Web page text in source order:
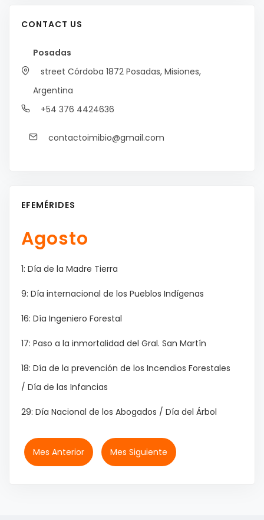
CONTACT US
Posadas
street Córdoba 1872 Posadas, Misiones,
Argentina
+54 376 4424636
contactoimibio@gmail.com
EFEMÉRIDES
Agosto
1: Día de la Madre Tierra
9: Día internacional de los Pueblos Indígenas
16: Día Ingeniero Forestal
17: Paso a la inmortalidad del Gral. San Martín
18: Día de la prevención de los Incendios Forestales
/ Día de las Infancias
29: Día Nacional de los Abogados / Día del Árbol
Mes Anterior Mes Siguiente